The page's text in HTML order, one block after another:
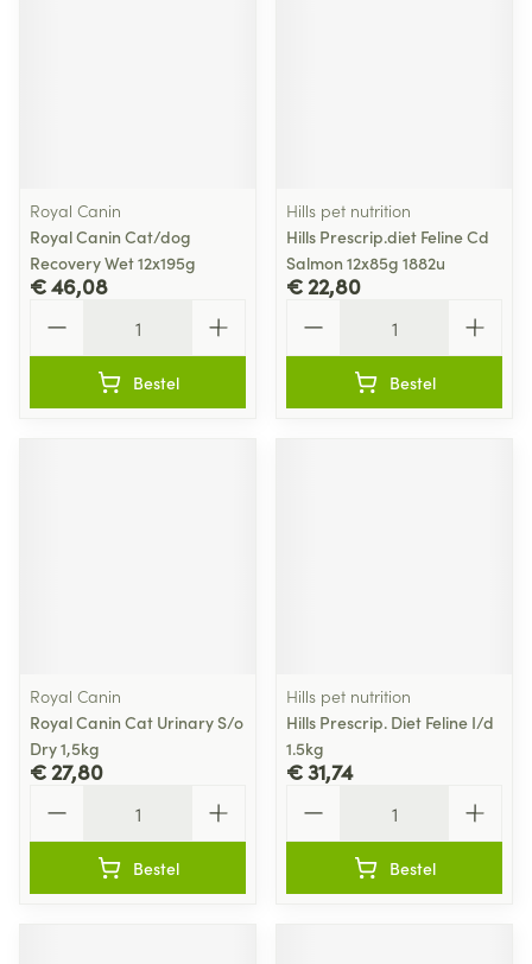
Royal Canin
Royal Canin Cat/dog
Recovery Wet 12x195g
€ 46,08
Bestel
Hills pet nutrition
Hills Prescrip.diet Feline Cd
Salmon 12x85g 1882u
€ 22,80
Bestel
Royal Canin
Royal Canin Cat Urinary S/o
Dry 1,5kg
€ 27,80
Bestel
Hills pet nutrition
Hills Prescrip. Diet Feline I/d
1.5kg
€ 31,74
Bestel